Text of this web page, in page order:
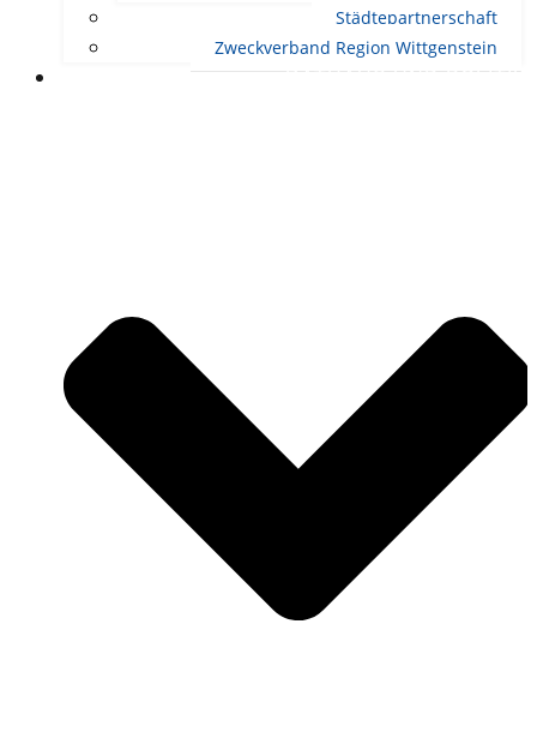
Städtepartnerschaft
Zweckverband Region Wittgenstein
RATHAUS UND POLITIK